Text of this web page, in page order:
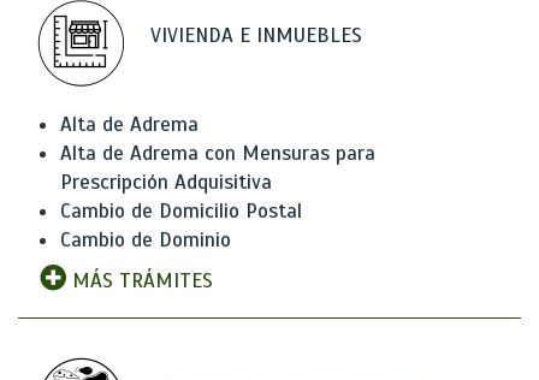
VIVIENDA E INMUEBLES
Alta de Adrema
Alta de Adrema con Mensuras para
Prescripción Adquisitiva
Cambio de Domicilio Postal
Cambio de Dominio
MÁS TRÁMITES